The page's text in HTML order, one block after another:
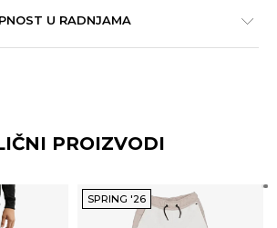
U RADNJAMA
PROIZVODI
SPRING '26